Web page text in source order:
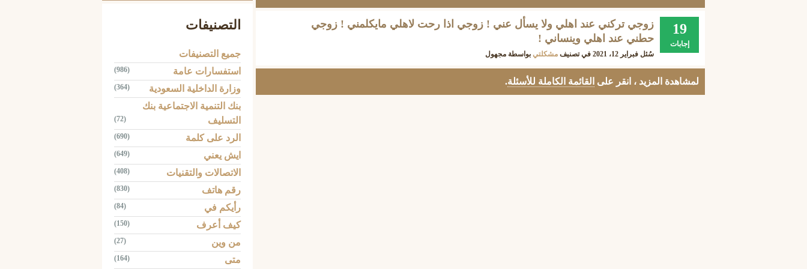
19
إجابات
زوجي تركني عند اهلي ولا يسأل عني ! زوجي اذا رحت لاهلي مايكلمني ! زوجي
حطني عند اهلي وينساني !
سُئل فبراير 12، 2021 في تصنيف مشكلتي بواسطة مجهول
لمشاهدة المزيد ، انقر على القائمة الكاملة للأسئلة.
التصنيفات
جميع التصنيفات
استفسارات عامة
(986)
وزارة الداخلية السعودية (364)
بنك التنمية الاجتماعية بنك
التسليف
(72)
الرد على كلمة (690)
ايش يعني (649)
الاتصالات والتقنيات (408)
رقم هاتف (830)
رأيكم في (84)
كيف أعرف (150)
من وين (27)
متى (164)